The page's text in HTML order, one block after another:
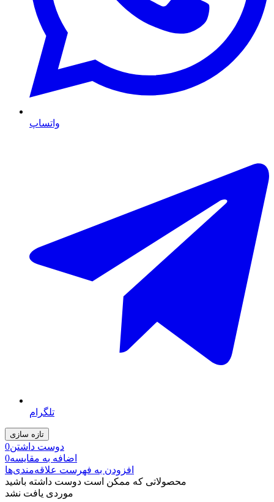
واتساپ
تلگرام
دوست داشتن0
اضافه به مقایسه0
افزودن به فهرست علاقه‌مندی‌ها
محصولاتی که ممکن است دوست داشته باشید
موردی یافت نشد